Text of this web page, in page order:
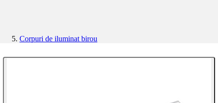
Corpuri de iluminat birou